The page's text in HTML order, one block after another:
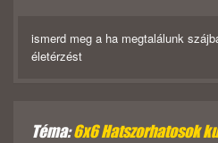
ismerd meg a ha megtalálunk
életérzést
Téma:6x6 Hatszorhatosok